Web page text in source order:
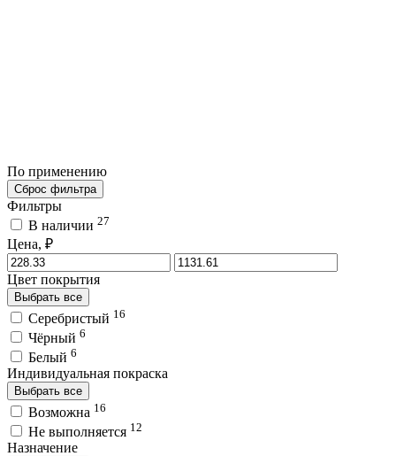
По применению
Сброс фильтра
Фильтры
В наличии 27
Цена, ₽
Цвет покрытия
Выбрать все
Серебристый 16
Чёрный 6
Белый 6
Индивидуальная покраска
Выбрать все
Возможна 16
Не выполняется 12
Назначение